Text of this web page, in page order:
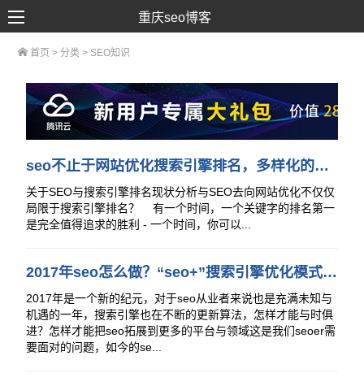
SEO优化
网站建设
SEM营销
重庆seo博客
首页 > 分类 > SEO知识
seo不止于网站优化搜索引擎排名，多样化的营销模式与网络整合营销新局面
关于SEO与搜索引擎排名现状分析与SEO去向网站优化不仅仅
局限于搜索引擎排名？ 有一个时间，一个关键字的排名第一
是完全值得追求的胜利 - 一个时间，你可以...
2017年seo怎么做？“seo+”搜索引擎优化模式出现让seo更系统化！
2017年是一个新的纪元，对于seo从业者来说也是充满未知与
机遇的一年，搜索引擎也在不断的更新算法，怎样才能与时俱
进？怎样才能把seo拓展到更多的平台与领域这是我们seoer需
要面对的问题，如今的se...